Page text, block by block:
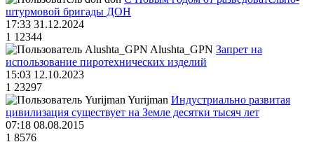
штурмовой бригады ДОН
17:33 31.12.2024
1 12344
Alushta_GPN Запрет на
использование пиротехнических изделий
15:03 12.10.2023
1 23297
Yurijman Индустриально развитая
цивилизация существует на Земле десятки тысяч лет
07:18 08.08.2015
1 8576